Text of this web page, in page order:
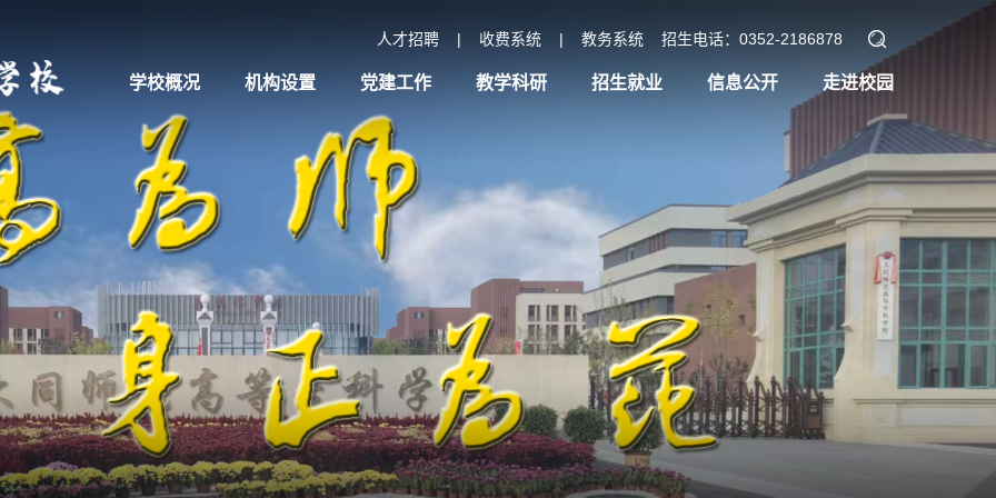
人才招聘 | 收费系统 | 教务系统 招生电话：0352-2186878
学校概况 机构设置 党建工作 教学科研 招生就业 信息公开 走进校园